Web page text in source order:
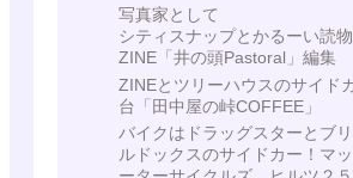
写真家として
シティスナップとかるーい読
ZINE「井の頭Pastoral」編集
ZINEとツリーハウスのサイド
台「田中屋の峠COFFEE」
バイクはドラッグスターとブ
ルドックスのサイドカー！マ